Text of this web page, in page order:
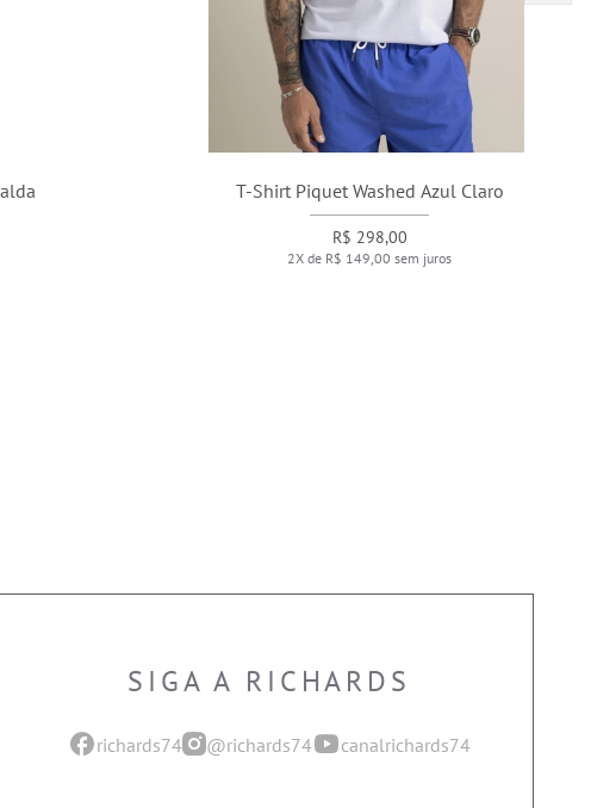
T-Shirt Piquet Washed Azul Claro
2X de R$ 149,00 sem juros
SIGA A RICHARDS
richards74 @richards74 canalrichards74